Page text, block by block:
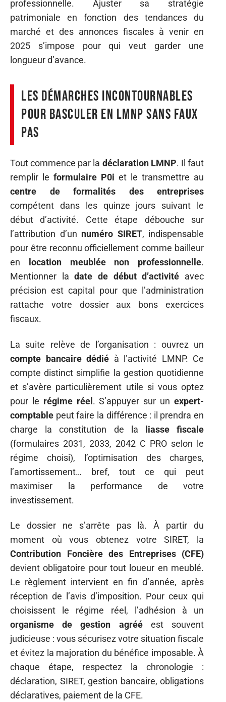
professionnelle. Ajuster sa stratégie
patrimoniale en fonction des tendances du
marché et des annonces fiscales à venir en
2025 s’impose pour qui veut garder une
longueur d’avance.
Les démarches incontournables
pour basculer en LMNP sans faux
pas
Tout commence par la déclaration LMNP. Il faut
remplir le formulaire P0i et le transmettre au
centre de formalités des entreprises
compétent dans les quinze jours suivant le
début d’activité. Cette étape débouche sur
l’attribution d’un numéro SIRET, indispensable
pour être reconnu officiellement comme bailleur
en
location meublée non professionnelle.
Mentionner ladate de début d’activité avec
précision est capital pour que l’administration
rattache votre dossier aux bons exercices
fiscaux.
La suite relève de l’organisation : ouvrez un
compte bancaire dédié à l’activité LMNP. Ce
compte distinct simplifie la gestion quotidienne
et s’avère particulièrement utile si vous optez
pour le régime réel. S’appuyer sur unexpert-
comptable peut faire la différence : il prendra en
charge la constitution de la liasse fiscale
(formulaires 2031, 2033, 2042 C PRO selon le
régime choisi), l’optimisation des charges,
l’amortissement… bref, tout ce qui peut
maximiser la performance de votre
investissement.
Le dossier ne s’arrête pas là. À partir du
moment où vous obtenez votre SIRET, la
Contribution Foncière des Entreprises (CFE)
devient obligatoire pour tout loueur en meublé.
Le règlement intervient en fin d’année, après
réception de l’avis d’imposition. Pour ceux qui
choisissent le régime réel, l’adhésion à un
organisme de gestion agrééest souvent
judicieuse : vous sécurisez votre situation fiscale
et évitez la majoration du bénéfice imposable. À
chaque étape, respectez la chronologie :
déclaration, SIRET, gestion bancaire, obligations
déclaratives, paiement de la CFE.